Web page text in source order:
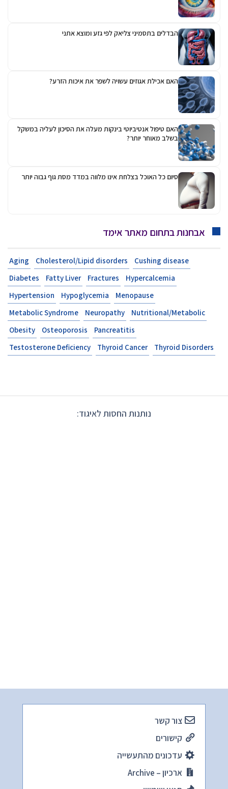
הבדלים בתסמיני צליאק לפי גזע ומוצא אתני
האם אכילת אגוזים עשויה לשפר את איכות הזרע?
האם טיפול אנטיביוטי בינקות מעלה את הסיכון לעליה במשקל
בשלב מאוחר יותר?
סיום כל האוכל בצלחת אינו מלווה במדד מסת גוף גבוה יותר
אבחנות בתחום מאתר אימד
Aging Cholesterol/Lipid disorders
Cushing disease
Diabetes
Fatty Liver Fractures
Hypercalcemia
Hypertension
Hypoglycemia
Menopause
Metabolic Syndrome
Neuropathy
Nutritional/Metabolic
Obesity
Osteoporosis
Pancreatitis
Testosterone Deficiency
Thyroid Cancer Thyroid Disorders
נותנות החסות לאיגוד:
צור קשר
קישורים
עדכונים מהתעשייה
ארכיון – Archive